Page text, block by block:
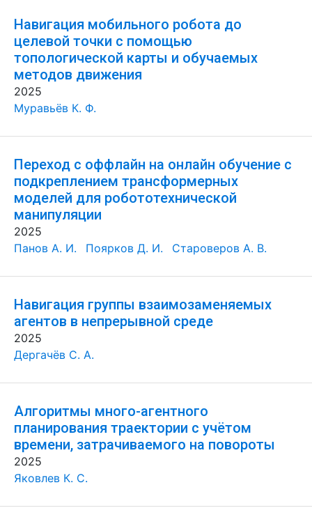
Навигация мобильного робота до
целевой точки с помощью
топологической карты и обучаемых
методов движения
2025
Муравьёв К. Ф.
Переход с оффлайн на онлайн обучение с
подкреплением трансформерных
моделей для робототехнической
манипуляции
2025
Панов А. И.
Поярков Д. И. Староверов А. В.
Навигация группы взаимозаменяемых
агентов в непрерывной среде
2025
Дергачёв С. А.
Алгоритмы много-агентного
планирования траектории с учётом
времени, затрачиваемого на повороты
2025
Яковлев К. С.